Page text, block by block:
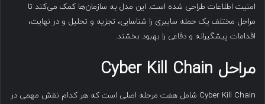
امنیت اطلاعات طراحی شده است. این مدل به سازمان‌ها کمک می‌کند تا
مراحل مختلف یک حمله سایبری را شناسایی، تجزیه و تحلیل و در نهایت،
اقدامات پیشگیرانه و دفاعی را بهبود بخشند.
مراحل Cyber Kill Chain
Cyber Kill Chain شامل هفت مرحله اصلی است که هر کدام نقش مهمی در